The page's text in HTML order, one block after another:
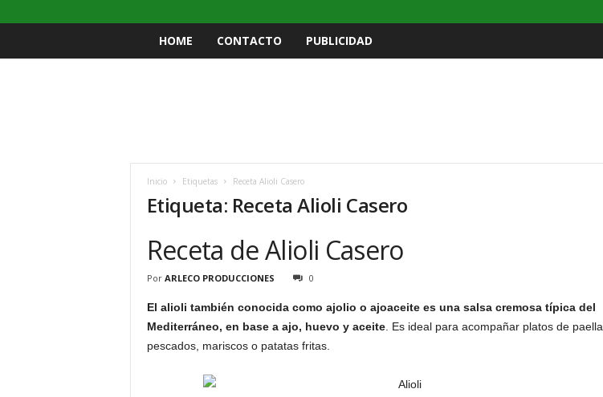
HOME CONTACTO PUBLICIDAD
Inicio Etiquetas Receta Alioli Casero
Etiqueta: Receta Alioli Casero
Receta de Alioli Casero
Por ARLECO PRODUCCIONES 0
El alioli también conocida como ajolio o ajoaceite es una salsa cremosa típica del
Mediterráneo, en base a ajo, huevo y aceite. Es ideal para acompañar platos de paella,
pescados, mariscos o patatas fritas.